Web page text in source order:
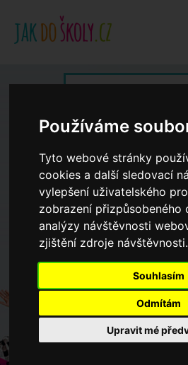
Používáme
Tyto webové stránky
cookies a další sledovací
vylepšení uživatelského
zobrazení přizpůsobeného
analýzy návštěvnosti
zjištění zdroje návštěvnosti.
Souhlasím
Odmítám
Upravit mé
Výroční
Spádové
Koncepce
Dny otevřených
Když